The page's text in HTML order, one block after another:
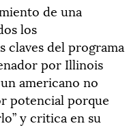
de una
los
claves del programa
por Illinois
americano no
potencial porque
y critica en su